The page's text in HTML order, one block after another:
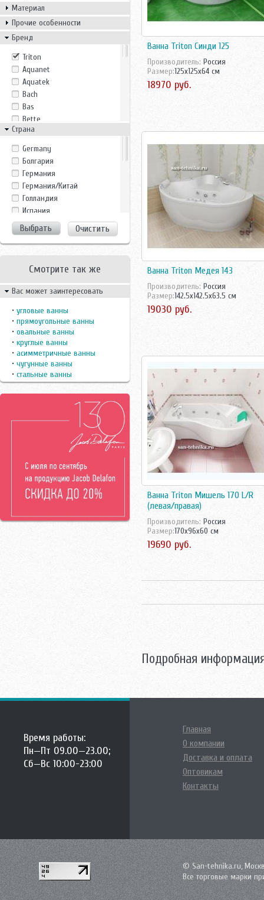
Материал
Прочие особенности
Бренд
Triton
Aquanet
Aquatek
Bach
Bas
Bette
BLB
CRW
Duravit
Eago
Estap
Eurolux
Fiinn
GROSSMAN
Indeo
Jacob Delafon
Jacuzzi
Kaldewei
Mauersberger
Monte Bianco
Novokuznetsk
Potter
Ravak
Riho
Roca
Vitra
Вiz
Ручки
Страна
Germany
Болгария
Германия
Германия/Китай
Голландия
Испания
Италия
Китай
Португалия
Россия
Росссия
Словакия
Турция
Финляндия
Франция
Чехия
Чехия/Россия
Очистить
Смотрите так же
Вас может заинтересовать
• угловые ванны
• прямоугольные ванны
• овальные ванны
• круглые ванны
• асимметричные ванны
• чугунные ванны
• стальные ванны
Ванна Triton Синди 125
Производитель: Россия
Размер:125x125x64 см
18970 руб.
Ванна Triton Медея 143
Производитель: Россия
Размер:142.5x142.5x63.5 см
19030 руб.
Ванна Triton Мишель 170 L/R
(левая/правая)
Производитель: Россия
Размер:170x96x60 см
19690 руб.
Подробная
Время работы:
Пн—Пт 09.00—23.00;
Сб—Вс 10:00-23:00
Главная
О компании
Доставка и оплата
Оптовикам
Контакты
© San-tehnika.ru,
Все торговые марки